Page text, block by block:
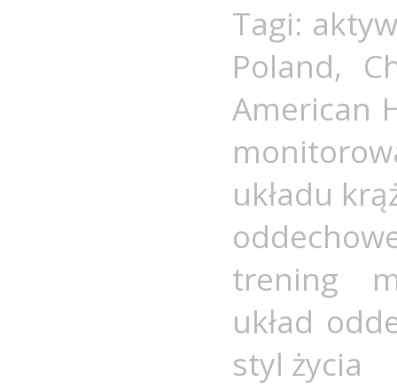
Tagi:
Poland,
American
układu
trening
układ
styl życia